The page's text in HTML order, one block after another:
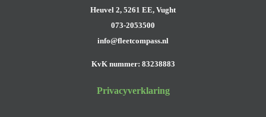
Heuvel 2, 5261 EE, Vught
073-2053500
info@fleetcompass.nl
KvK nummer: 83238883
Privacyverklaring